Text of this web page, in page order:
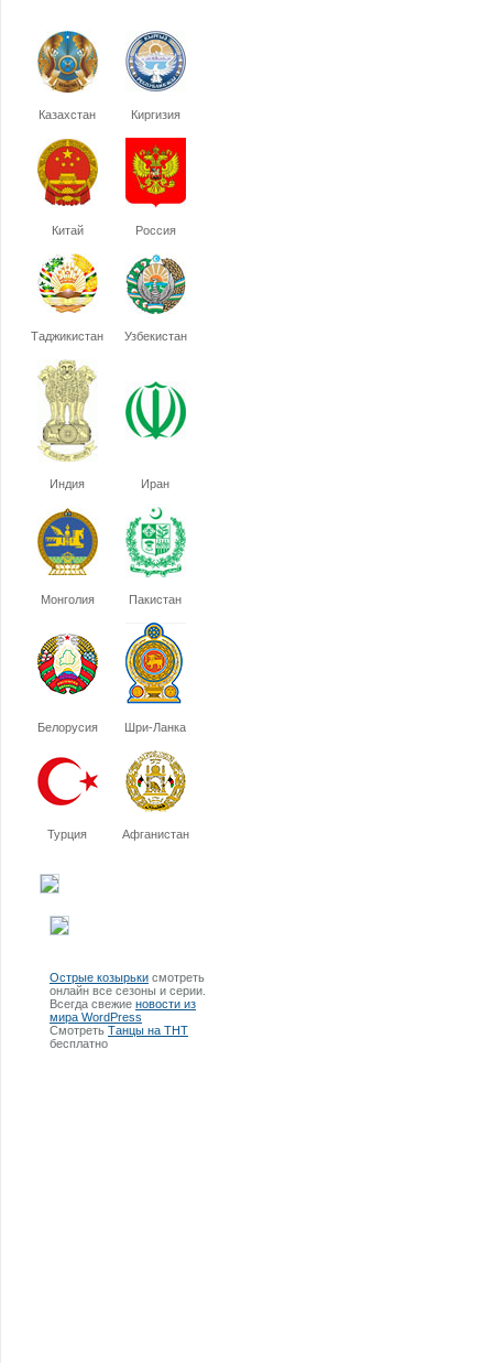
Казахстан Киргизия
Китай Россия
Таджикистан Узбекистан
Индия Иран
Монголия Пакистан
Белорусия Шри-Ланка
Турция Афганистан
Острые козырьки смотреть
онлайн все сезоны и серии.
Всегда свежие новости из
мира WordPress
Смотреть Танцы на ТНТ
бесплатно